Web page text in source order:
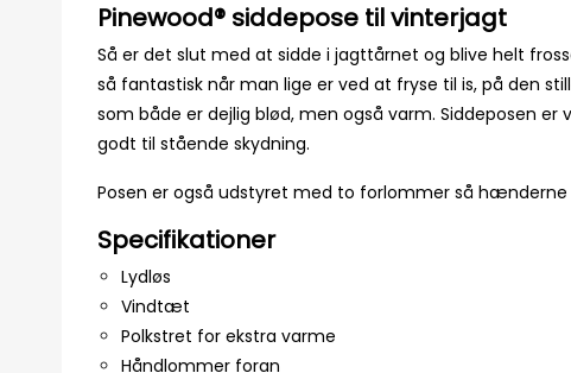
Pinewood® siddepose til vinterjagt
Så er det slut med at sidde i jagttårnet og blive helt
så fantastisk når man lige er ved at fryse til is, på den
som både er dejlig blød, men også varm. Siddeposen
godt til stående skydning.
Posen er også udstyret med to forlommer så
Specifikationer
Lydløs
Vindtæt
Polkstret for ekstra varme
Håndlommer foran